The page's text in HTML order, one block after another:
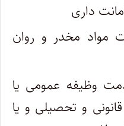
مواد مخدر و روان
وظیفه عمومی یا
و تحصیلی و یا